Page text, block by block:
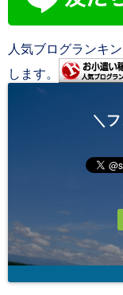
人気ブログランキ
します。
＼